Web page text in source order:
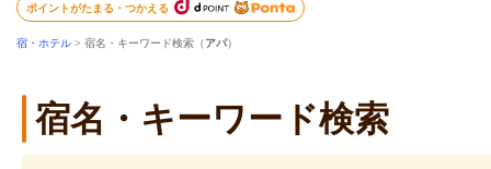
ポイントがたまる・つかえる
宿・ホテル > 宿名・キーワード検索（アパ）
宿名・キーワード検索